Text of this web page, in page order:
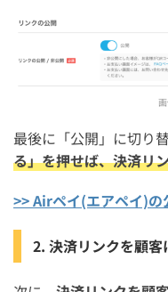
最後に「公開」に切り替
る」を押せば、決済リ
>> Airペイ(エアペイ)の
2. 決済リンクを顧客